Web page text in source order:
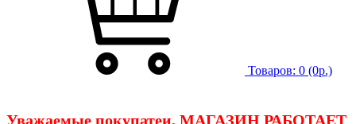
Товаров: 0 (0р.)
Уважаемые покупатеи, МАГАЗИН РАБОТАЕТ